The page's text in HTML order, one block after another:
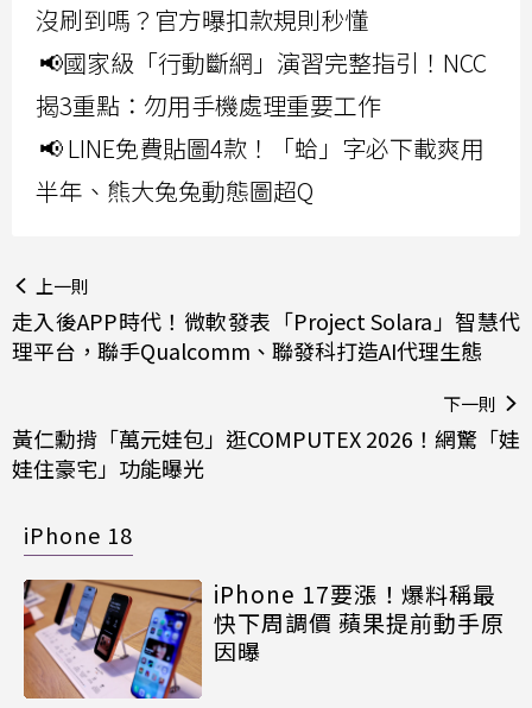
沒刷到嗎？官方曝扣款規則秒懂
📢國家級「行動斷網」演習完整指引！NCC
揭3重點：勿用手機處理重要工作
📢 LINE免費貼圖4款！「蛤」字必下載爽用
半年、熊大兔兔動態圖超Q
上一則
走入後APP時代！微軟發表「Project Solara」智慧代
理平台，聯手Qualcomm、聯發科打造AI代理生態
下一則
黃仁勳揹「萬元娃包」逛COMPUTEX 2026！網驚「娃
娃住豪宅」功能曝光
iPhone 18
iPhone 17要漲！爆料稱最
快下周調價 蘋果提前動手原
因曝